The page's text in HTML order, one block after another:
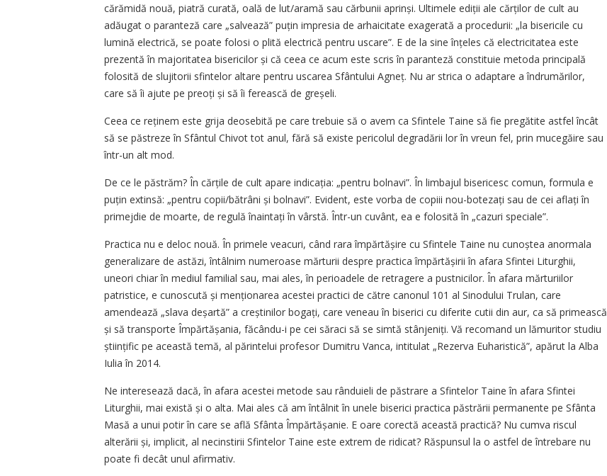
cărămidă nouă, piatră curată, oală de lut/aramă sau cărbunii aprinși. Ultimele ediții ale cărților de cult au
adăugat o paranteză care „salvează” puțin impresia de arhaicitate exagerată a procedurii: „la bisericile cu
lumină electrică, se poate folosi o plită electrică pentru uscare”. E de la sine înțeles că electricitatea este
prezentă în majoritatea bisericilor și că ceea ce acum este scris în paranteză constituie metoda principală
folosită de slujitorii sfintelor altare pentru uscarea Sfântului Agneț. Nu ar strica o adaptare a îndrumărilor,
care să îi ajute pe preoți și să îi ferească de greșeli.
Ceea ce reținem este grija deosebită pe care trebuie să o avem ca Sfintele Taine să fie pregătite astfel încât
să se păstreze în Sfântul Chivot tot anul, fără să existe pericolul degradării lor în vreun fel, prin mucegăire sau
într-un alt mod.
De ce le păstrăm? În cărțile de cult apare indicația: „pentru bolnavi”. În limbajul bisericesc comun, formula e
puțin extinsă: „pentru copii/bătrâni și bolnavi”. Evident, este vorba de copiii nou-botezați sau de cei aflați în
primejdie de moarte, de regulă înaintați în vârstă. Într-un cuvânt, ea e folosită în „cazuri speciale”.
Practica nu e deloc nouă. În primele veacuri, când rara împărtășire cu Sfintele Taine nu cunoștea anormala
generalizare de astăzi, întâlnim numeroase mărturii despre practica împărtășirii în afara Sfintei Liturghii,
uneori chiar în mediul familial sau, mai ales, în perioadele de retragere a pustnicilor. În afara mărturiilor
patristice, e cunoscută și men­ționarea acestei practici de către canonul 101 al Sinodului Trulan, care
amendează „slava deșartă” a creștinilor bogați, care veneau în biserici cu diferite cutii din aur, ca să primească
și să transporte Împărtășania, făcându-i pe cei săraci să se simtă stânjeniți. Vă recomand un lămuritor studiu
științific pe această temă, al părintelui profesor Dumitru Vanca, intitulat „Rezerva Euharistică”, apărut la Alba
Iulia în 2014.
Ne interesează dacă, în afara acestei metode sau rânduieli de păstrare a Sfintelor Taine în afara Sfintei
Liturghii, mai există și o alta. Mai ales că am întâlnit în unele biserici practica păstrării permanente pe Sfânta
Masă a unui potir în care se află Sfânta Împărtășanie. E oare corectă această practică? Nu cumva riscul
alterării și, implicit, al necinstirii Sfintelor Taine este extrem de ridicat? Răspunsul la o astfel de întrebare nu
poate fi decât unul afirmativ.